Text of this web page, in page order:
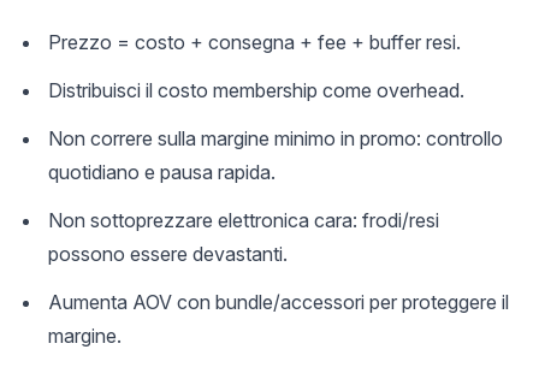
Prezzo = costo + consegna + fee + buffer resi.
Distribuisci il costo membership come overhead.
Non correre sulla margine minimo in promo: controllo
quotidiano e pausa rapida.
Non sottoprezzare elettronica cara: frodi/resi
possono essere devastanti.
Aumenta AOV con bundle/accessori per proteggere il
margine.